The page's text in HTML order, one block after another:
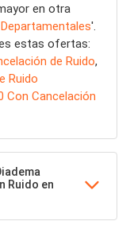
en otra
'.
estas ofertas:
de Ruido,
Ruido
Con Cancelación
Ruido en